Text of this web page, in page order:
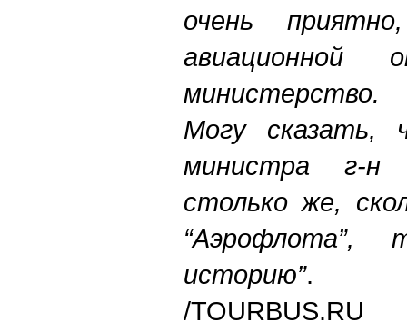
очень
авиационной
министерство.
Могу сказать,
министра г-н
столько же,
историю”.
/TOURBUS.RU